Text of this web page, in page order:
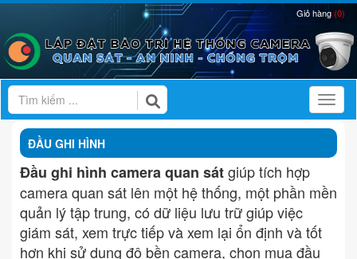
Giỏ hàng(0)
ĐẦU GHI HÌNH
Đầu ghi hình camera quan sátgiúp tích hợp
camera quan sát lên một hệ thống, một phần mền
quản lý tập trung, có dữ liệu lưu trữ giúp việc
giám sát, xem trực tiếp và xem lại ổn định và tốt
hơn khi sử dụng độ bền camera, chọn mua đầu